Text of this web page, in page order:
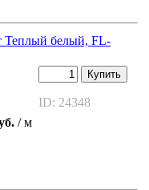
Теплый белый, FL-
/ м
Купить
ID: 24348